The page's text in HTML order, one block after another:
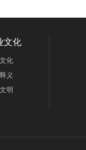
文化
化
义
明